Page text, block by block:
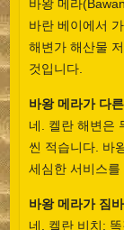
바왕 메라
바란 베이에서
해변가 해산물
것입니다.
바왕 메라가 다
네. 켈란 해변은
씬 적습니다. 바
세심한 서비스를
바왕 메라가 짐
네. 켈란 비치: